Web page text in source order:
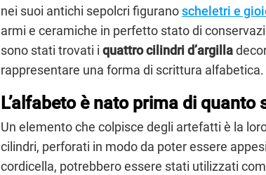
nei suoi antichi sepolcri figuranoscheletri e
armi e ceramiche in perfetto stato di
sono stati trovati i quattro cilindri d’argilla
rappresentare una forma di scrittura alfabetica.
L’alfabeto è nato prima di quanto
Un elemento che colpisce degli artefatti è la
cilindri, perforati in modo da poter essere
cordicella, potrebbero essere stati utilizzati